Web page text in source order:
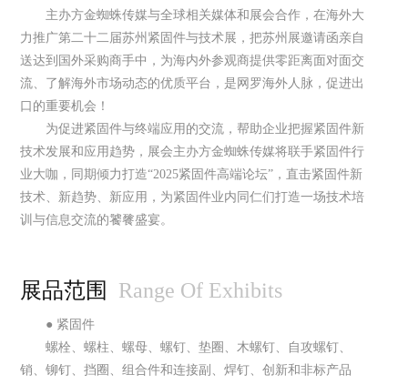
主办方金蜘蛛传媒与全球相关媒体和展会合作，在海外大
力推广第二十二届苏州紧固件与技术展，把苏州展邀请函亲自
送达到国外采购商手中，为海内外参观商提供零距离面对面交
流、了解海外市场动态的优质平台，是网罗海外人脉，促进出
口的重要机会！
为促进紧固件与终端应用的交流，帮助企业把握紧固件新
技术发展和应用趋势，展会主办方金蜘蛛传媒将联手紧固件行
业大咖，同期倾力打造“2025紧固件高端论坛”，直击紧固件新
技术、新趋势、新应用，为紧固件业内同仁们打造一场技术培
训与信息交流的饕餮盛宴。
展品范围 Range Of Exhibits
● 紧固件
螺栓、螺柱、螺母、螺钉、垫圈、木螺钉、自攻螺钉、
销、铆钉、挡圈、组合件和连接副、焊钉、创新和非标产品